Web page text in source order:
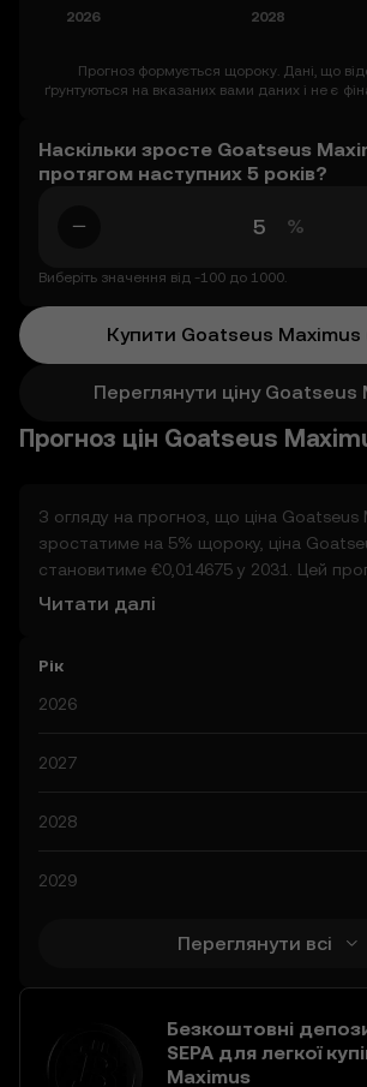
Прогноз формується щороку. Дані, що
ґрунтуються на вказаних вами даних і не є
Наскільки зросте Goatseus
протягом наступних 5 років?
%
Виберіть значення від -100 до 1000.
Купити Goatseus Maximus
Переглянути ціну Goatseus
Прогноз цін Goatseus
З огляду на прогноз, що ціна Goatseus
зростатиме на 5% щороку, ціна
становитиме €0,014675 у 2031. Цей
формується щороку. За прогнозами,
реальні фактори, які можуть вплинути
цього прогнозу. Наразі прогнози
€0,060406, з піковим значенням
Інформація про прогнози щодо
Однак пам’ятайте, що результати
Читати далі
Рік
2026
2027
2028
2029
Переглянути всі
Безкоштовні
SEPA для легкої
Maximus